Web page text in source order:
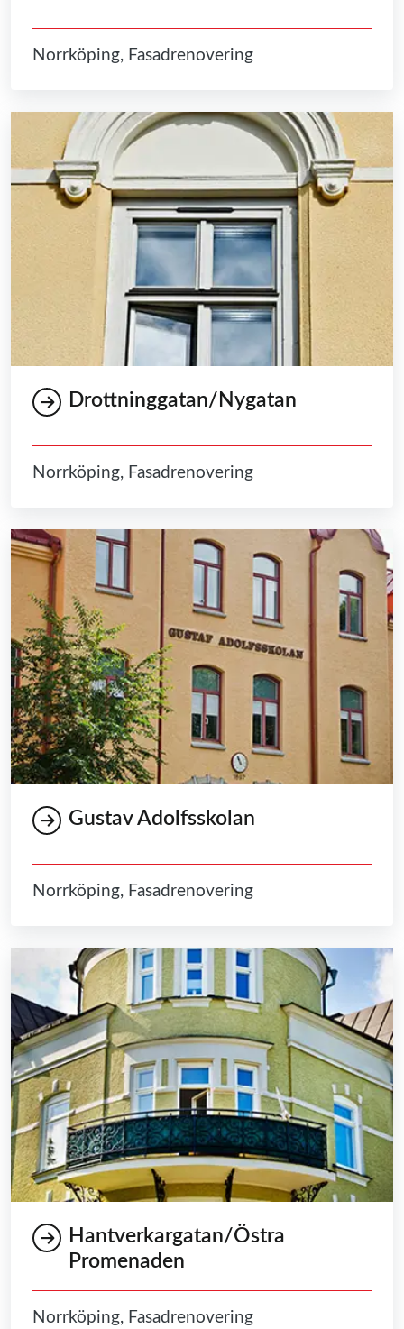
Norrköping, Fasadrenovering
Drottninggatan/Nygatan
Norrköping, Fasadrenovering
Gustav Adolfsskolan
Norrköping, Fasadrenovering
Hantverkargatan/Östra
Promenaden
Norrköping, Fasadrenovering